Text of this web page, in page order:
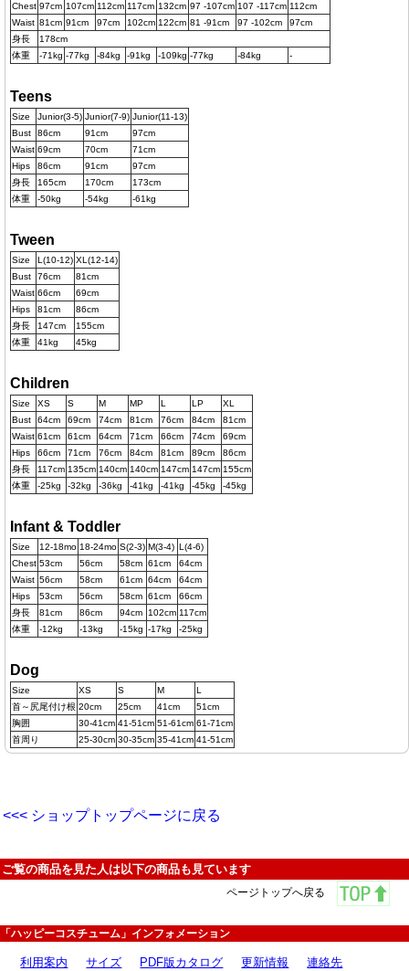
Chest 97cm 107cm 112cm 117cm 132cm 97 -107cm 107 -117cm 112cm
Waist 81cm 91cm 97cm 102cm 122cm 81 -91cm 97 -102cm
97cm
身長
178cm
体重
-71kg -77kg -84kg -91kg -109kg -77kg -84kg -
Teens
Size Junior(3-5) Junior(7-9) Junior(11-13)
Bust
86cm 91cm
97cm
Waist 69cm 70cm
71cm
Hips
86cm 91cm
97cm
身長
165cm 170cm
173cm
体重
-50kg -54kg -61kg
Tween
Size L(10-12) XL(12-14)
Bust
76cm
81cm
Waist 66cm
69cm
Hips
81cm
86cm
身長
147cm
155cm
体重
41kg 45kg
Children
Size XS S M MP L LP
XL
Bust
64cm 69cm 74cm 81cm 76cm 84cm
81cm
Waist 61cm 61cm 64cm 71cm 66cm 74cm
69cm
Hips
66cm 71cm 76cm 84cm 81cm 89cm
86cm
身長
117cm 135cm 140cm 140cm 147cm 147cm 155cm
体重
-25kg -32kg -36kg -41kg -41kg -45kg -45kg
Infant & Toddler
Size 12-18mo 18-24mo S(2-3) M(3-4) L(4-6)
Chest 53cm 56cm 58cm 61cm
64cm
Waist 56cm 58cm 61cm 64cm
64cm
Hips
53cm 56cm 58cm 61cm
66cm
身長
81cm 86cm 94cm 102cm 117cm
体重
-12kg -13kg -15kg -17kg -25kg
Dog
Size XS S M
L
首～尻尾付け根 20cm 25cm 41cm
51cm
胸囲
30-41cm 41-51cm 51-61cm 61-71cm
首周り
25-30cm 30-35cm 35-41cm 41-51cm
<<< ショップトップページに戻る
ご覧の商品を見た人は以下の商品も見ています
ページトップへ戻る
「ハッピーコスチューム」インフォメーション
利用案内 サイズ PDF版カタログ 更新情報 連絡先